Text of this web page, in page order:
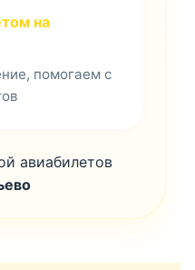
на
помогаем с
авиабилетов